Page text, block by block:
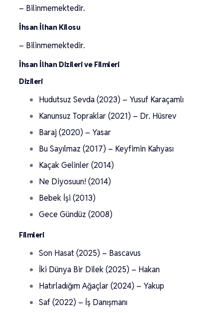
– Bilinmemektedir.
İhsan İlhan Kilosu
– Bilinmemektedir.
İhsan İlhan Dizileri ve Filmleri
Dizileri
Hudutsuz Sevda (2023) – Yusuf Karaçamlı
Kanunsuz Topraklar (2021) – Dr. Hüsrev
Baraj (2020) – Yasar
Bu Sayılmaz (2017) – Keyfimin Kahyası
Kaçak Gelinler (2014)
Ne Diyosuun! (2014)
Bebek İşi (2013)
Gece Gündüz (2008)
Filmleri
Son Hasat (2025) – Bascavus
İki Dünya Bir Dilek (2025) – Hakan
Hatırladığım Ağaçlar (2024) – Yakup
Saf (2022) – İş Danışmanı